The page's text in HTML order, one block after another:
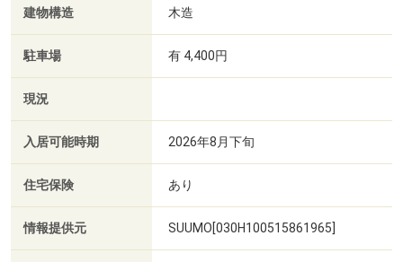
建物構造 木造
駐車場 有 4,400円
現況
入居可能時期 2026年8月下旬
住宅保険 あり
情報提供元 SUUMO[030H100515861965]